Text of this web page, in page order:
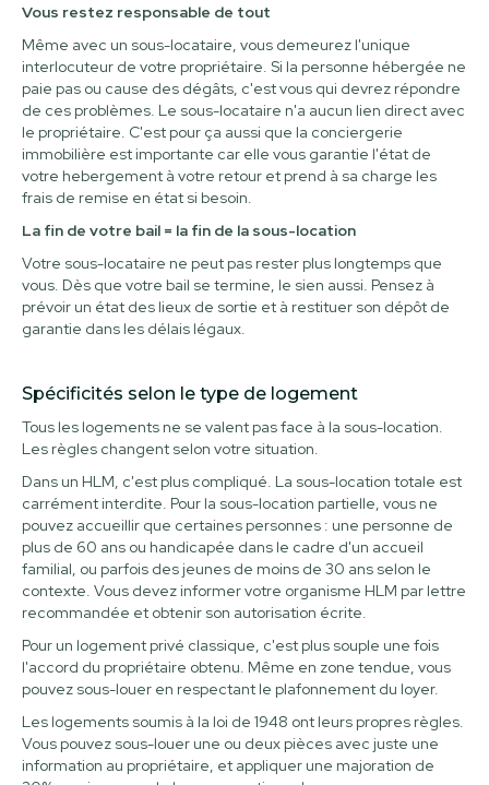
Vous restez responsable de tout
Même avec un sous-locataire, vous demeurez l'unique
interlocuteur de votre propriétaire. Si la personne hébergée ne
paie pas ou cause des dégâts, c'est vous qui devrez répondre
de ces problèmes. Le sous-locataire n'a aucun lien direct avec
le propriétaire. C'est pour ça aussi que la conciergerie
immobilière est importante car elle vous garantie l'état de
votre hebergement à votre retour et prend à sa charge les
frais de remise en état si besoin.
La fin de votre bail = la fin de la sous-location
Votre sous-locataire ne peut pas rester plus longtemps que
vous. Dès que votre bail se termine, le sien aussi. Pensez à
prévoir un état des lieux de sortie et à restituer son dépôt de
garantie dans les délais légaux.
Spécificités selon le type de logement
Tous les logements ne se valent pas face à la sous-location.
Les règles changent selon votre situation.
Dans un HLM, c'est plus compliqué. La sous-location totale est
carrément interdite. Pour la sous-location partielle, vous ne
pouvez accueillir que certaines personnes : une personne de
plus de 60 ans ou handicapée dans le cadre d'un accueil
familial, ou parfois des jeunes de moins de 30 ans selon le
contexte. Vous devez informer votre organisme HLM par lettre
recommandée et obtenir son autorisation écrite.
Pour un logement privé classique, c'est plus souple une fois
l'accord du propriétaire obtenu. Même en zone tendue, vous
pouvez sous-louer en respectant le plafonnement du loyer.
Les logements soumis à la loi de 1948 ont leurs propres règles.
Vous pouvez sous-louer une ou deux pièces avec juste une
information au propriétaire, et appliquer une majoration de